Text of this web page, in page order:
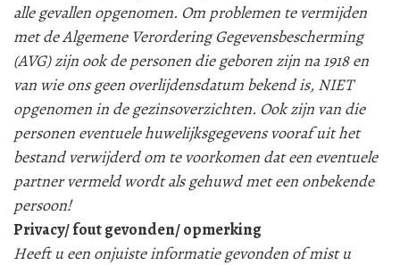
alle gevallen opgenomen. Om problemen te vermijden
met de Algemene Verordering Gegevensbescherming
(AVG) zijn ook de personen die geboren zijn na 1918 en
van wie ons geen overlijdensdatum bekend is, NIET
opgenomen in de gezinsoverzichten. Ook zijn van die
personen eventuele huwelijksgegevens vooraf uit het
bestand verwijderd om te voorkomen dat een eventuele
partner vermeld wordt als gehuwd met een onbekende
persoon!
Privacy/ fout gevonden/ opmerking
Heeft u een onjuiste informatie gevonden of mist u